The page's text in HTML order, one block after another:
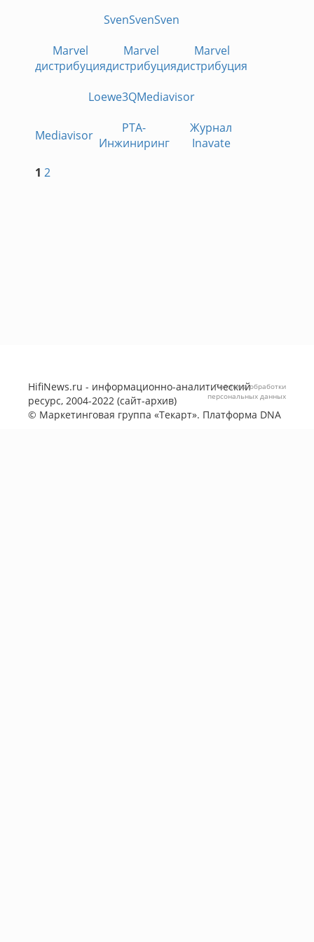
SvenSvenSven
Marvel
дистрибуция
Marvel
дистрибуция
Marvel
дистрибуция
Loewe3QMediavisor
Mediavisor
РТА-
Инжиниринг
Журнал
Inavate
1 2
HifiNews.ru - информационно-аналитический
ресурс, 2004-2022 (сайт-архив)
© Маркетинговая группа «Текарт». Платформа DNA
Политика обработки
персональных данных